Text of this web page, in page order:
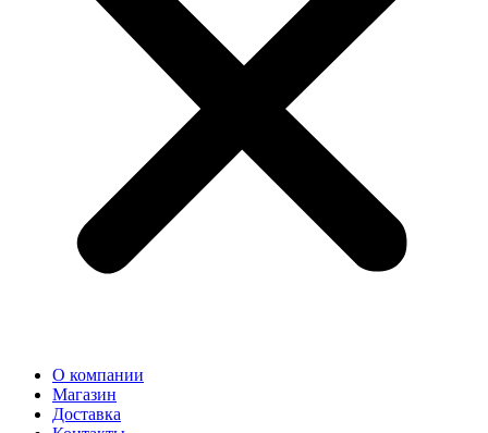
О компании
Магазин
Доставка